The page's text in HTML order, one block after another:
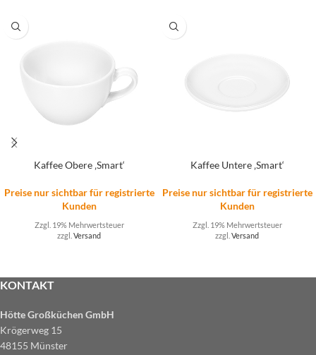
Kaffee Obere ‚Smart‘
Preise nur sichtbar für registrierte
Kunden
Zzgl. 19% Mehrwertsteuer
zzgl. Versand
Kaffee Untere ‚Smart‘
Preise nur sichtbar für registrierte
Kunden
Zzgl. 19% Mehrwertsteuer
zzgl. Versand
KONTAKT
Hötte Großküchen GmbH
Krögerweg 15
48155 Münster